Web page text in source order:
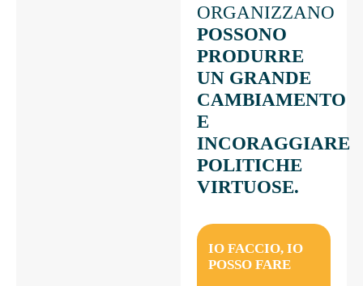
ORGANIZZANO
POSSONO
PRODURRE
UN GRANDE
CAMBIAMENTO
E
INCORAGGIARE
POLITICHE
VIRTUOSE.
IO FACCIO, IO
POSSO FARE